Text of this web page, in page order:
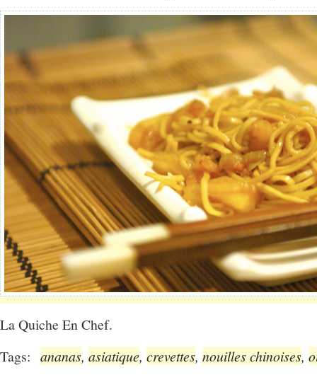
La Quiche En Chef.
Tags: ananas, asiatique, crevettes, nouilles chinoises,